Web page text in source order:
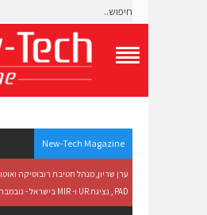
g
l
e
N
a
i
New-Tech Magazine
PAD , נציגת UR ו- MIR בישראל - נובמבר 23, 2025